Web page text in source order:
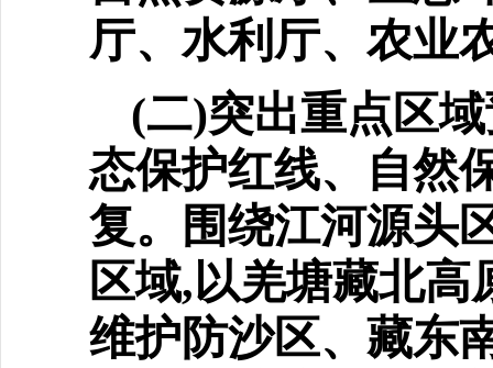
厅、水利厅、农业
(二)突出重点区
态保护红线、自然
复。围绕江河源头
区域,以羌塘藏北
维护防沙区、藏东